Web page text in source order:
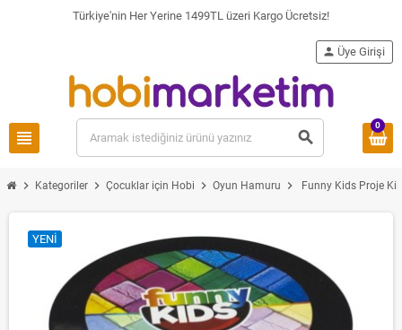
Türkiye'nin Her Yerine 1499TL üzeri Kargo Ücretsiz!
view_headline search
person Üye Girişi
0
chevron_right Kategoriler chevron_right Çocuklar için Hobi chevron_right Oyun Hamuru chevron_right Funny Kids Proje
YENI